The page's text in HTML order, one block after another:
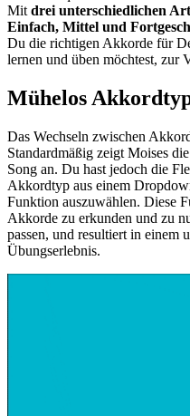
Mit drei unterschiedlichen
Einfach, Mittel und
Du die richtigen Akkorde für
lernen und üben möchtest, zur
Mühelos
Das Wechseln zwischen
Standardmäßig zeigt Moises
Song an. Du hast jedoch die
Akkordtyp aus einem
Funktion auszuwählen. Diese
Akkorde zu erkunden und zu
passen, und resultiert in einem
Übungserlebnis.